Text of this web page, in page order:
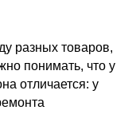
разных товаров,
понимать, что у
отличается: у